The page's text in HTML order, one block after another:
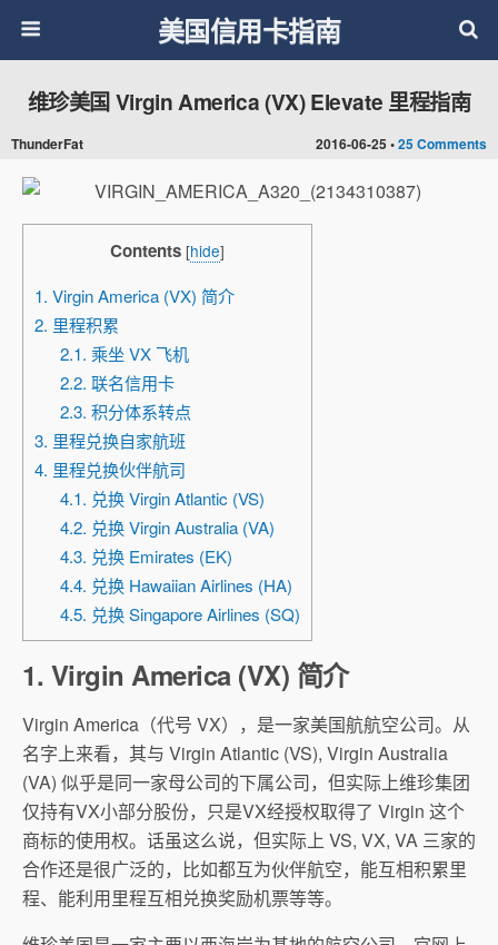
美国信用卡指南
2016-06-25 •25 Comments
维珍美国 Virgin America (VX) Elevate 里程指南
ThunderFat
Contents [hide]
1. Virgin America (VX) 简介
2. 里程积累
2.1. 乘坐 VX 飞机
2.2. 联名信用卡
2.3. 积分体系转点
3. 里程兑换自家航班
4. 里程兑换伙伴航司
4.1. 兑换 Virgin Atlantic (VS)
4.2. 兑换 Virgin Australia (VA)
4.3. 兑换 Emirates (EK)
4.4. 兑换 Hawaiian Airlines (HA)
4.5. 兑换 Singapore Airlines (SQ)
1. Virgin America (VX) 简介
Virgin America（代号 VX），是一家美国航航空公司。从
名字上来看，其与 Virgin Atlantic (VS), Virgin Australia
(VA) 似乎是同一家母公司的下属公司，但实际上维珍集团
仅持有VX小部分股份，只是VX经授权取得了 Virgin 这个
商标的使用权。话虽这么说，但实际上 VS, VX, VA 三家的
合作还是很广泛的，比如都互为伙伴航空，能互相积累里
程、能利用里程互相兑换奖励机票等等。